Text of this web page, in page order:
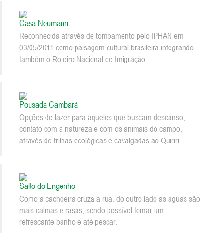
Casa Neumann
Reconhecida através de tombamento pelo IPHAN em
03/05/2011 como paisagem cultural brasileira integrando
também o Roteiro Nacional de Imigração.
Pousada Cambará
Opções de lazer para aqueles que buscam descanso,
contato com a natureza e com os animais do campo,
através de trilhas ecológicas e cavalgadas ao Quiriri.
Salto do Engenho
Como a cachoeira cruza a rua, do outro lado as águas são
mais calmas e rasas, sendo possível tomar um
refrescante banho e até pescar.